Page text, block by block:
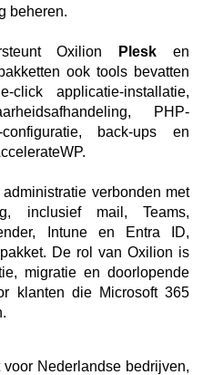
beheren.
Oxilion Plesk en
ook tools bevatten
applicatie-installatie,
PHP-
back-ups en
verbonden met
inclusief mail, Teams,
Intune en Entra ID,
De rol van Oxilion is
migratie en doorlopende
klanten die Microsoft 365
Nederlandse bedrijven,